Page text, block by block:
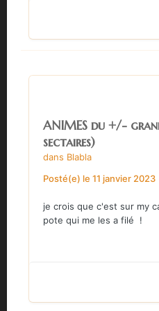
ANIMES du +/-
sectaires)
dans Blabla
Posté(e) le 11 janvier 2023
je crois que c'est sur my
pote qui me les a filé !